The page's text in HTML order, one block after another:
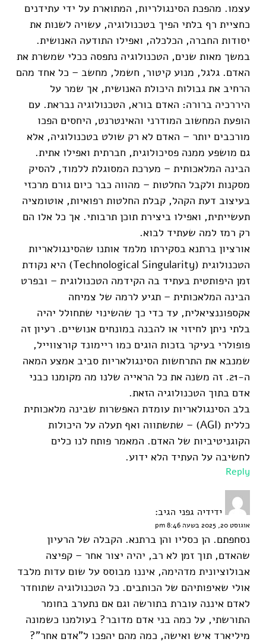
עצמו. מהפכת הסינגולריות, המתוארת על ידי עתידנים
כחציית רף בלתי הפיך בטכנולוגיה, עשויה לשנות את
יסודות החברה, הכלכלה, ואפילו התודעה האנושית.
במשך מאות שנים, הטכנולוגיה נתפסה ככלי שמשרת את
האדם. גלגל, מנוע קיטור, חשמל, מחשב – כל אחד מהם
הרחיב את גבולות היכולת האנושית, אך שמר על
היררכיה ברורה: האדם בורא, הטכנולוגיה נבראת. עם
הופעת המחשוב המודרני והאינטרנט, היחסים הפכו
מורכבים יותר – האדם לא רק שולט בטכנולוגיה, אלא
גם מושפע ממנה פסיכולוגית, חברתית ואפילו אתית.
הבינה המלאכותית – מערכת המסוגלת ללמוד, להסיק
מסקנות ולקבל החלטות – מהווה כבר כיום גורם מרכזי
בעיצוב דעת הקהל, קבלת החלטות רפואיות, אוטומציה
תעשייתית, ואפילו ביצירת תוכן תרבותי. אך כל אלו הם
רק רמז למה שעתיד לבוא.
אורציון ברתנא בסקירתו מלמד אותנו שהסינגולאריות
הטכנולוגית (Technological Singularity) היא נקודת
זמן היפותטית בעתיד בה הקידמה הטכנולוגית – ובפרט
הבינה המלאכותית – תגיע לרמה של צמיחה
אקספוננציאלית, עד כדי כך שהשינוי שתחולל יהיה
בלתי ניתן לחיזוי או להבנה במונחים אנושיים. רעיון זה
פופולרי בעיקר בזכות הוגים כמו ריימונד קורצווייל,
שמנבא את התרחשות הסינגולאריות סביב אמצע המאה
ה-21. זה משנה את כל הראייה שלנו מה מקומנו כבני
אדם בתוך הטכנולוגיה הזאת.
בלב הסינגולאריות עומדת האפשרות שבינה מלאכותית
כללית (AGI) – שתשתווה ואף תעלה על היכולות
הקוגניטיביות של האדם. המאמר פותח לנו כלים
לחשיבה על העתיד הלא ידוע.
Reply
ידידיה גפני הגיב:
אוגוסט 20, 2025 בשעה 8:46 pm
נסחפתם. הן כסליו והן ברתנא. הקבלה של הרעיון
שהאדם, תוך זמן לא רב, יהיה יצור אחר – קפיצה
אבולוציונית מדהימה, איננו מבוסס על שום עדות מלבד
אולי שאיפותיהם של הכותבים. כל הטכנולוגיה שתוחדר
לאדם איננה עוברת בתורשה וגם אם נתערב בחומר
התורשתי, על כמה בני אדם מדובר? בעולמנו כשמונה
מיליארד איש ואישה, כמה מהם יהפכו ל"אדם אחר"?